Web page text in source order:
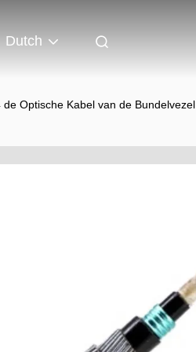
Dutch
Optische Kabel van de Bundelvezel